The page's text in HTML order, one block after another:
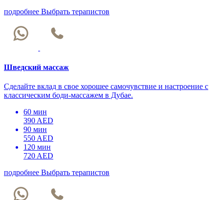
подробнее Выбрать терапистов
Шведский массаж
Сделайте вклад в свое хорошее самочувствие и настроение с
классическим боди-массажем в Дубае.
60 мин
390 AED
90 мин
550 AED
120 мин
720 AED
подробнее Выбрать терапистов